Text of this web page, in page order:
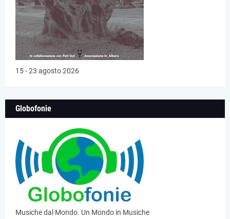
15 - 23 agosto 2026
Globofonie
Musiche dal Mondo. Un Mondo in Musiche